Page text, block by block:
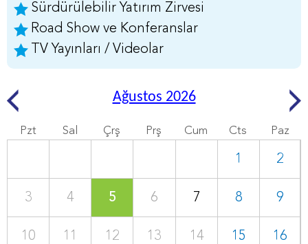
Sürdürülebilir Yatırım Zirvesi
Road Show ve Konferanslar
TV Yayınları / Videolar
Ağustos 2026
Pzt Sal Çrş Prş Cum Cts Paz
1 2
3 4 5 6 7 8 9
10 11 12 13 14 15 16